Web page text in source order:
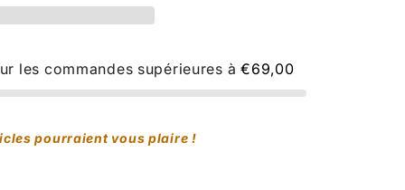
les commandes supérieures à€69,00
pourraient vous plaire !